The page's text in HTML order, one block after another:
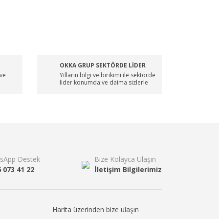
OKKA GRUP SEKTÖRDE LİDER
Yılların bilgi ve birikimi ile sektörde
lider konumda ve daima sizlerle
Destek
073 41 22
Bize Kolayca Ulaşın
İletişim Bilgilerimiz
Harita üzerinden bize ulaşın